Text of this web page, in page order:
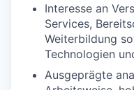
Interesse an
Services,
Weiterbildung
Technologien
Ausgeprägte